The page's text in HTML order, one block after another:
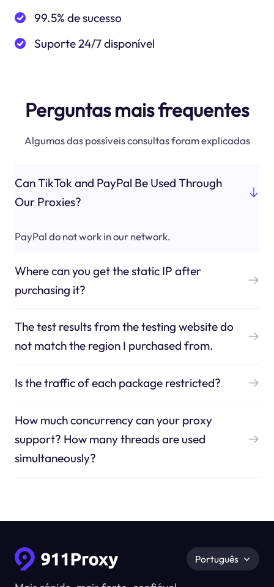
99.5% de sucesso
Suporte 24/7 disponível
Perguntas mais frequentes
Algumas das possíveis consultas foram explicadas
Can TikTok and PayPal Be Used Through
Our Proxies?
PayPal do not work in our network.
Where can you get the static IP after
purchasing it?
The test results from the testing website do
not match the region I purchased from.
Is the traffic of each package restricted?
How much concurrency can your proxy
support? How many threads are used
simultaneously?
Português